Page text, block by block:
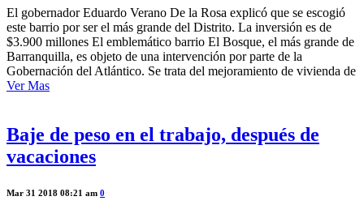
El gobernador Eduardo Verano De la Rosa explicó que se escogió
este barrio por ser el más grande del Distrito. La inversión es de
$3.900 millones El emblemático barrio El Bosque, el más grande de
Barranquilla, es objeto de una intervención por parte de la
Gobernación del Atlántico. Se trata del mejoramiento de vivienda de
Ver Mas
Baje de peso en el trabajo, después de
vacaciones
Mar 31 2018 08:21 am 0